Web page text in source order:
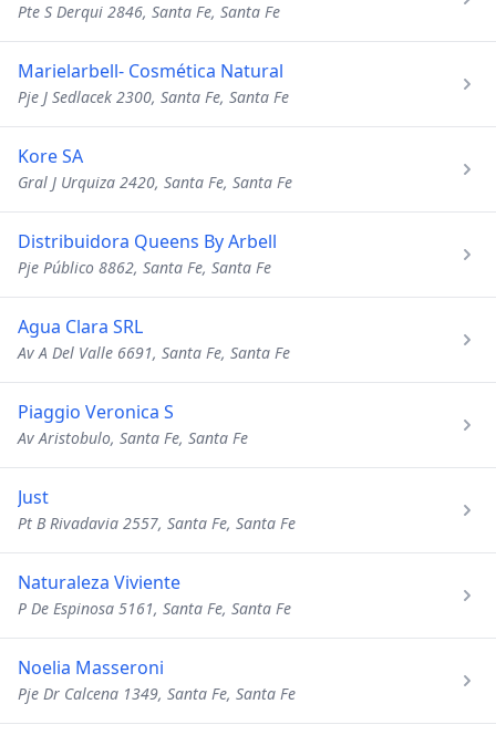
Pte S Derqui 2846, Santa Fe, Santa Fe
Marielarbell- Cosmética Natural
Pje J Sedlacek 2300, Santa Fe, Santa Fe
Kore SA
Gral J Urquiza 2420, Santa Fe, Santa Fe
Distribuidora Queens By Arbell
Pje Público 8862, Santa Fe, Santa Fe
Agua Clara SRL
Av A Del Valle 6691, Santa Fe, Santa Fe
Piaggio Veronica S
Av Aristobulo, Santa Fe, Santa Fe
Just
Pt B Rivadavia 2557, Santa Fe, Santa Fe
Naturaleza Viviente
P De Espinosa 5161, Santa Fe, Santa Fe
Noelia Masseroni
Pje Dr Calcena 1349, Santa Fe, Santa Fe